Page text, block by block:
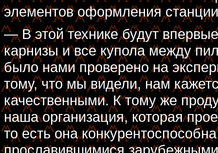
элементов оформления станции
— В этой технике будут
карнизы и все купола между
было нами проверено на
тому, что мы видели, нам
качественными. К тому же
наша организация, которая
то есть она
прославившимися